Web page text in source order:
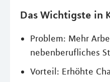
Das Wichtigste in
Problem: Mehr
nebenberufliches
Vorteil: Erhöhte